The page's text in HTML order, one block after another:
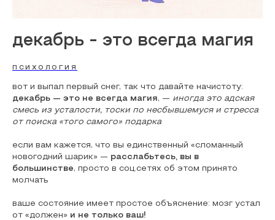
декабрь - это всегда магия
ПСИХОЛОГИЯ
вот и выпал первый снег, так что давайте начистоту:
декабрь — это не всегда магия, — иногда это адская
смесь из усталости, тоски по несбывшемуся и стресса
от поиска «того самого» подарка
если вам кажется, что вы единственный «сломанный
новогодний шарик» — расслабьтесь, вы в
большинстве, просто в соц.сетях об этом принято
молчать
ваше состояние имеет простое объяснение: мозг устал
от «должен» и не только ваш!